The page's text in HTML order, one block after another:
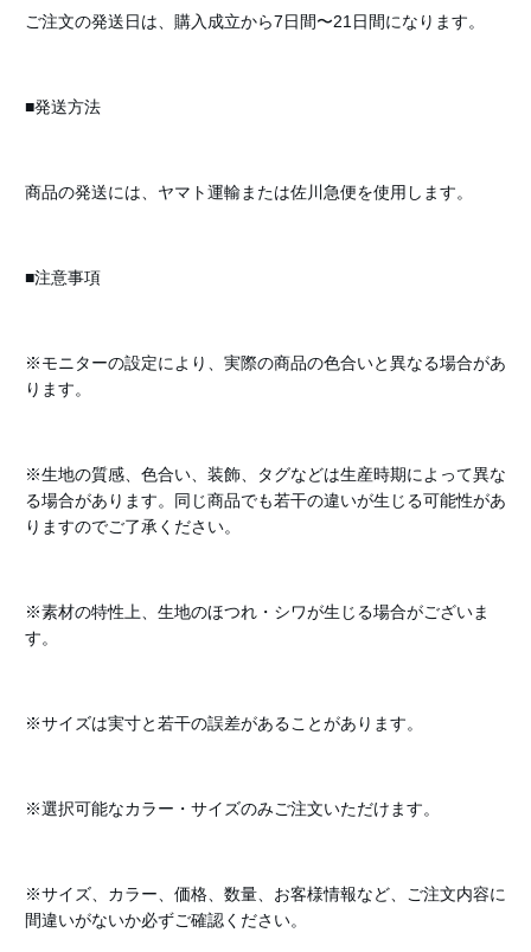
ご注文の発送日は、購入成立から7日間〜21日間になります。
■発送方法
商品の発送には、ヤマト運輸または佐川急便を使用します。
■注意事項
※モニターの設定により、実際の商品の色合いと異なる場合があ
ります。
※生地の質感、色合い、装飾、タグなどは生産時期によって異な
る場合があります。同じ商品でも若干の違いが生じる可能性があ
りますのでご了承ください。
※素材の特性上、生地のほつれ・シワが生じる場合がございま
す。
※サイズは実寸と若干の誤差があることがあります。
※選択可能なカラー・サイズのみご注文いただけます。
※サイズ、カラー、価格、数量、お客様情報など、ご注文内容に
間違いがないか必ずご確認ください。